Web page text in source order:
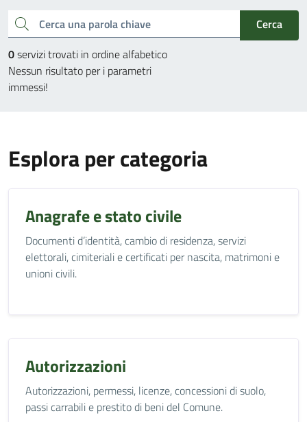
Cerca una parola chiave
Cerca
0servizi trovati in ordine alfabetico
Nessun risultato per i parametri
immessi!
Esplora per categoria
Anagrafe e stato civile
Documenti d’identità, cambio di residenza, servizi
elettorali, cimiteriali e certificati per nascita, matrimoni e
unioni civili.
Autorizzazioni
Autorizzazioni, permessi, licenze, concessioni di suolo,
passi carrabili e prestito di beni del Comune.